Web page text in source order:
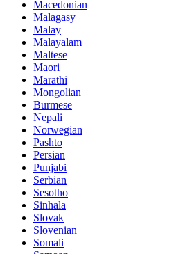
Macedonian
Malagasy
Malay
Malayalam
Maltese
Maori
Marathi
Mongolian
Burmese
Nepali
Norwegian
Pashto
Persian
Punjabi
Serbian
Sesotho
Sinhala
Slovak
Slovenian
Somali